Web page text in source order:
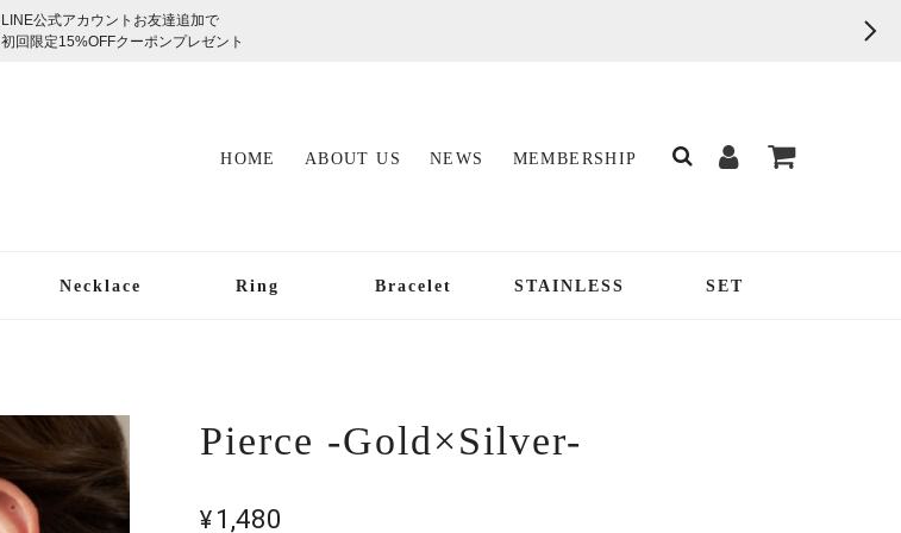
LINE公式アカウントお友達追加で
初回限定15%OFFクーポンプレゼント
HOME ABOUT US NEWS MEMBERSHIP
Necklace Ring Bracelet STAINLESS SET
Pierce -Gold×Silver-
¥1,480